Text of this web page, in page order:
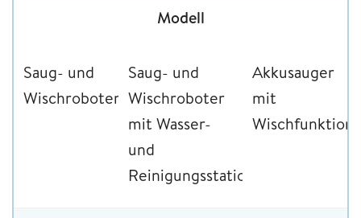
Modell
Saug- und
Wischroboter
Saug- und
Wischroboter
mit Wasser-
und
Reinigungsstation
Akkusauger
mit
Wischfunktion